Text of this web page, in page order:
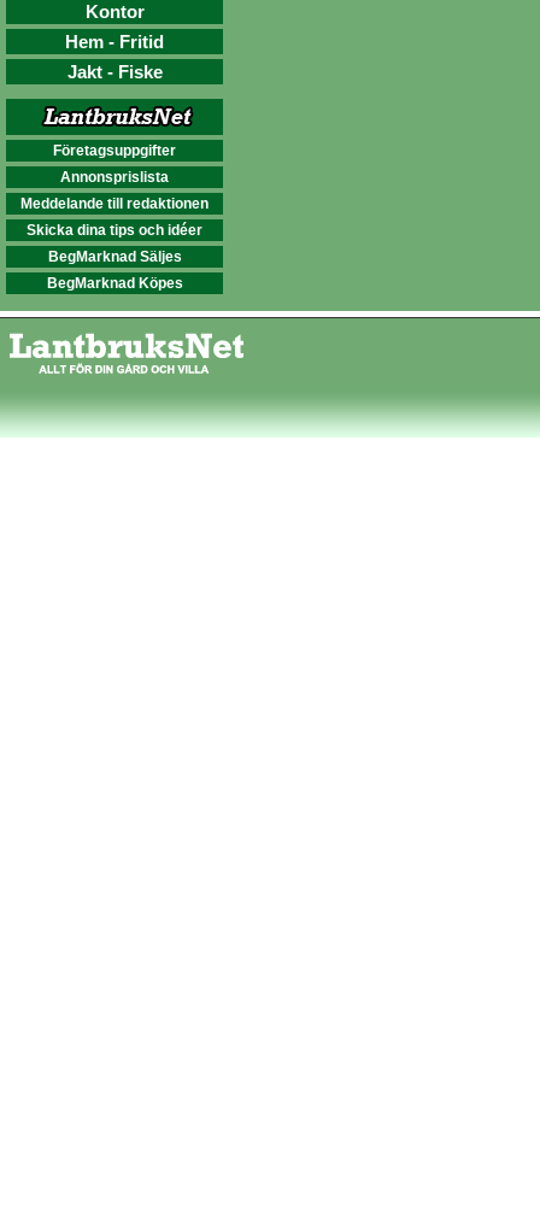
Kontor
Hem - Fritid
Jakt - Fiske
Företagsuppgifter
Annonsprislista
Meddelande till redaktionen
Skicka dina tips och idéer
BegMarknad Säljes
BegMarknad Köpes